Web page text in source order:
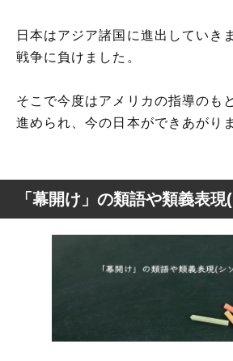
日本はアジア諸国に進出していき
戦争に負けました。
そこで今度はアメリカの指導のも
進められ、今の日本ができあがり
「幕開け」の類語や類義表